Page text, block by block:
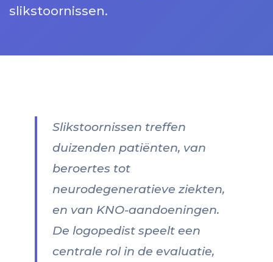
slikstoornissen.
Slikstoornissen treffen
duizenden patiënten, van
beroertes tot
neurodegeneratieve ziekten,
en van KNO-aandoeningen.
De logopedist speelt een
centrale rol in de evaluatie,